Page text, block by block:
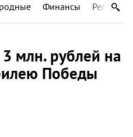
Финансы Регионы
млн. рублей на
Победы